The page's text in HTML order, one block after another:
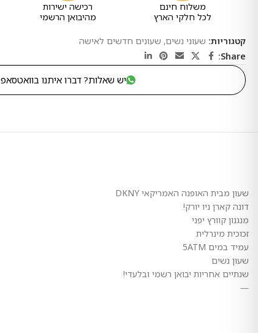
משלוח חינם
לכל חלקי הארץ
רכישה ישירות
מהיבואן הרשמי
קטגוריות: שעוני נשים, שעונים חדשים לאישה
Share:
יש שאלות? דברו איתנו בוואטסאפ
שעון מבית האופנה האמריקאי DKNY
דונה קארן ניו יורק!
מנגנון קוורץ יפני
זכוכית מינרלית
עמיד במים 5ATM
שעון נשים
שנתיים אחריות יבואן רשמי ובלעדי!
—